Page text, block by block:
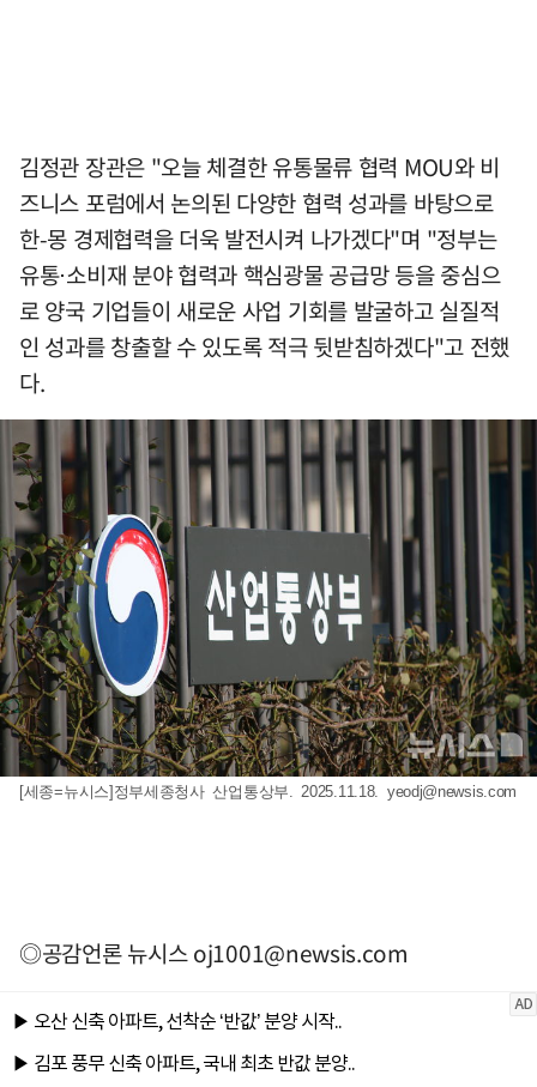
김정관 장관은 "오늘 체결한 유통물류 협력 MOU와 비
즈니스 포럼에서 논의된 다양한 협력 성과를 바탕으로
한-몽 경제협력을 더욱 발전시켜 나가겠다"며 "정부는
유통⋅소비재 분야 협력과 핵심광물 공급망 등을 중심으
로 양국 기업들이 새로운 사업 기회를 발굴하고 실질적
인 성과를 창출할 수 있도록 적극 뒷받침하겠다"고 전했
다.
[세종=뉴시스]정부세종청사 산업통상부. 2025.11.18. yeodj@newsis.com
◎공감언론 뉴시스oj1001@newsis.com